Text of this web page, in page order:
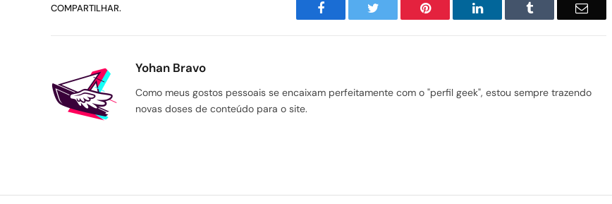
COMPARTILHAR. Facebook Twitter Pinterest LinkedIn Tumblr Email
Yohan Bravo
Como meus gostos pessoais se encaixam perfeitamente com o "perfil geek", estou sempre trazendo
novas doses de conteúdo para o site.